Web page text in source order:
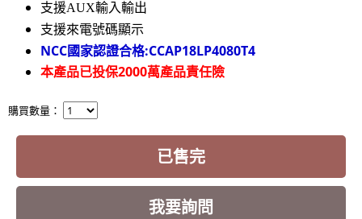
支援AUX輸入輸出
支援來電號碼顯示
NCC國家認證合格:CCAP18LP4080T4
本產品已投保2000萬產品責任險
購買數量：
已售完
我要詢問